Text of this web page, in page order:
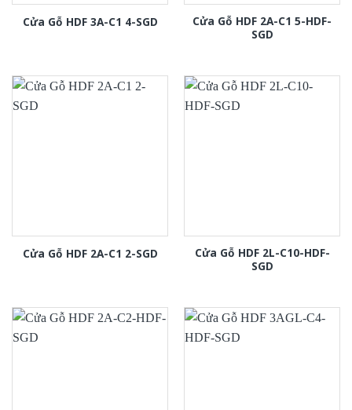
Cửa Gỗ HDF 3A-C1 4-SGD
Cửa Gỗ HDF 2A-C1 5-HDF-
SGD
Cửa Gỗ HDF 2A-C1 2-SGD
Cửa Gỗ HDF 2L-C10-HDF-
SGD